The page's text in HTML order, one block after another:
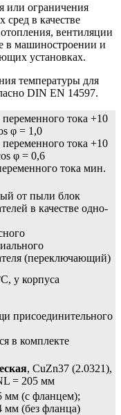
или ограничения
в качестве
вентиляции
в машиностроении и
установках.
температуры для
DIN EN 14597.
тока +10
φ = 1,0
тока +10
φ = 0,6
тока мин.
от пыли блок
в качестве одно-
(переключающий)
у корпуса
присоединительного
в комплекте
, CuZn37 (2.0321),
= 205 мм
мм (с фланцем);
мм (без фланца)